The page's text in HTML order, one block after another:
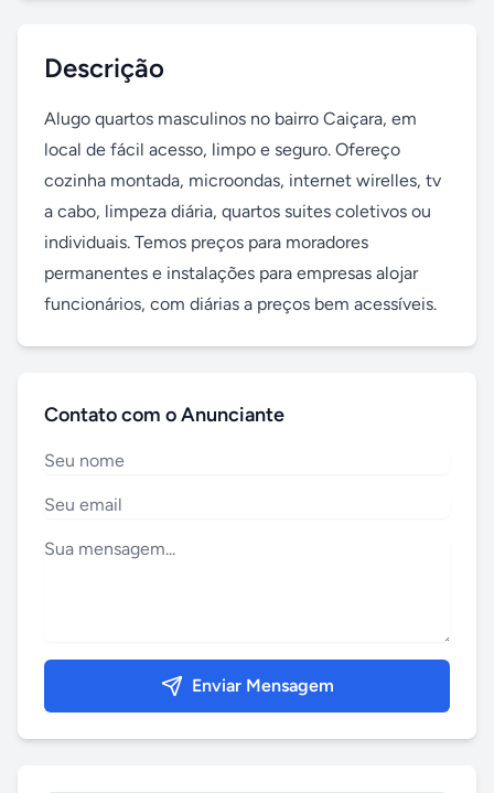
Descrição
Alugo quartos masculinos no bairro Caiçara, em
local de fácil acesso, limpo e seguro. Ofereço
cozinha montada, microondas, internet wirelles, tv
a cabo, limpeza diária, quartos suites coletivos ou
individuais. Temos preços para moradores
permanentes e instalações para empresas alojar
funcionários, com diárias a preços bem acessíveis.
Contato com o Anunciante
Enviar Mensagem